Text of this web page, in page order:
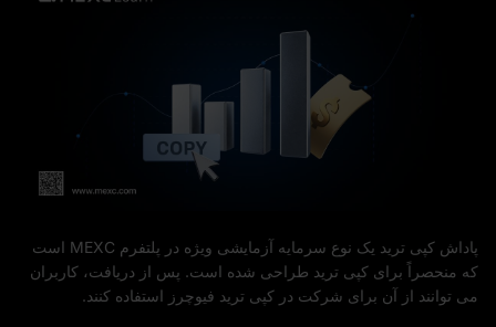
پاداش کپی ترید یک نوع سرمایه آزمایشی ویژه در پلتفرم MEXC است
که منحصراً برای کپی ترید طراحی شده است. پس از دریافت، کاربران
می توانند از آن برای شرکت در کپی ترید فیوچرز استفاده کنند.